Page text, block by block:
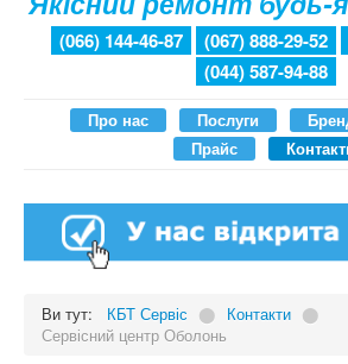
(066) 144-46-87 (067) 888-29-52
(044) 587-94-88
Про нас Послуги
Прайс
Ви тут: КБТ Сервіс ⬤ Контакти ⬤
Сервісний центр Оболонь